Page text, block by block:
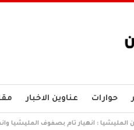
حوارات عناوين الاخبار
: انهيار تام بصفوف المليشيا